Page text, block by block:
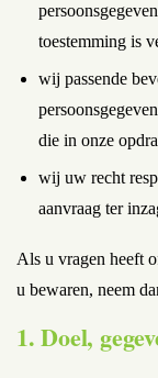
toestemming is
wij passende
die in onze
wij uw recht
aanvraag ter
Als u vragen heeft
u bewaren, neem
1. Doel,